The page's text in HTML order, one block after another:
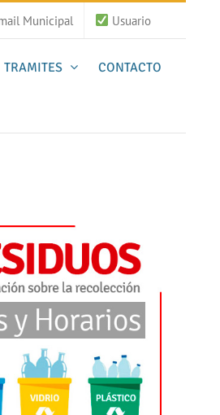
Municipal Usuario
TRAMITES CONTACTO